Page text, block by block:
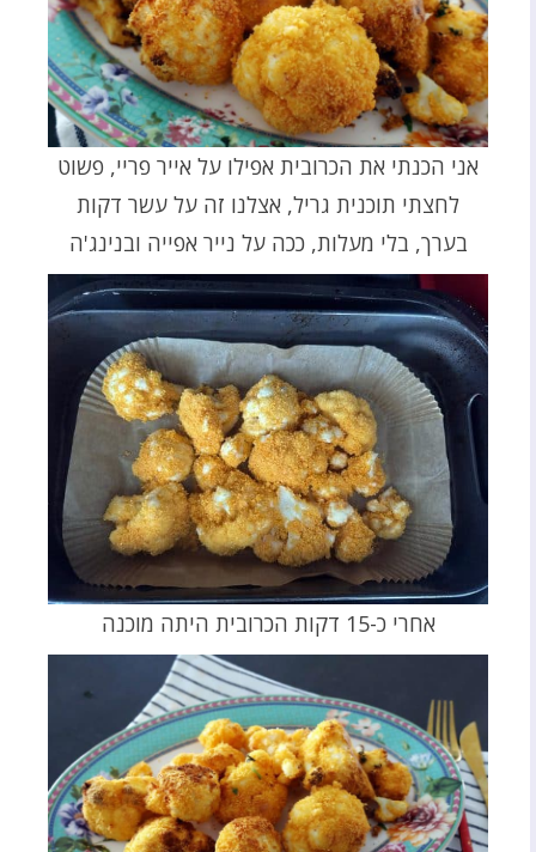
אני הכנתי את הכרובית אפילו על אייר פריי, פשוט
לחצתי תוכנית גריל, אצלנו זה על עשר דקות
בערך, בלי מעלות, ככה על נייר אפייה ובנינג'ה
אחרי כ-15 דקות הכרובית היתה מוכנה